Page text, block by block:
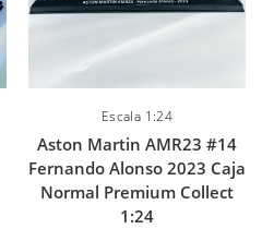
Escala 1:24
Aston Martin AMR23 #14
Fernando Alonso 2023 Caja
Normal Premium Collect
1:24